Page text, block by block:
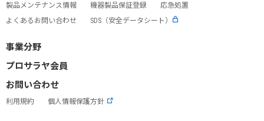
製品メンテナンス情報 機器製品保証登録
応急処置
よくあるお問い合わせ
SDS（安全データシート）
事業分野
プロサラヤ会員
お問い合わせ
利用規約 個人情報保護方針